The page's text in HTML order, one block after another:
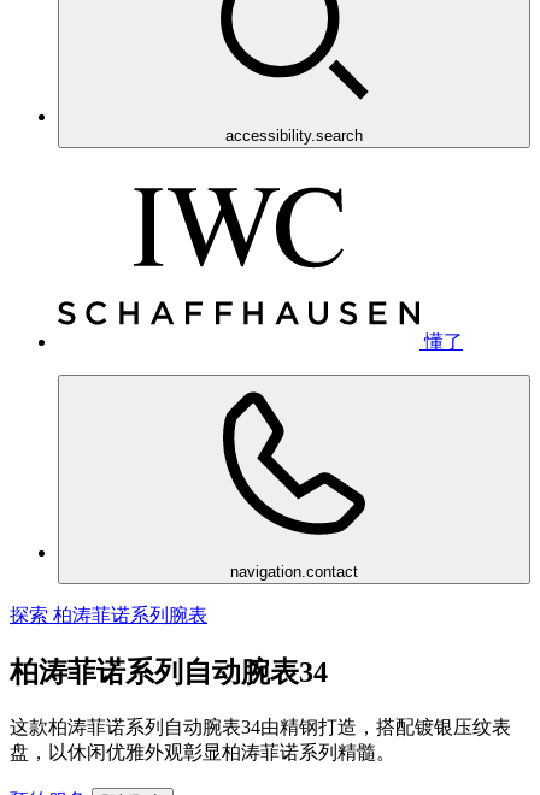
accessibility.search
懂了
navigation.contact
探索 柏涛菲诺系列腕表
柏涛菲诺系列自动腕表34
这款柏涛菲诺系列自动腕表34由精钢打造，搭配镀银压纹表
盘，以休闲优雅外观彰显柏涛菲诺系列精髓。